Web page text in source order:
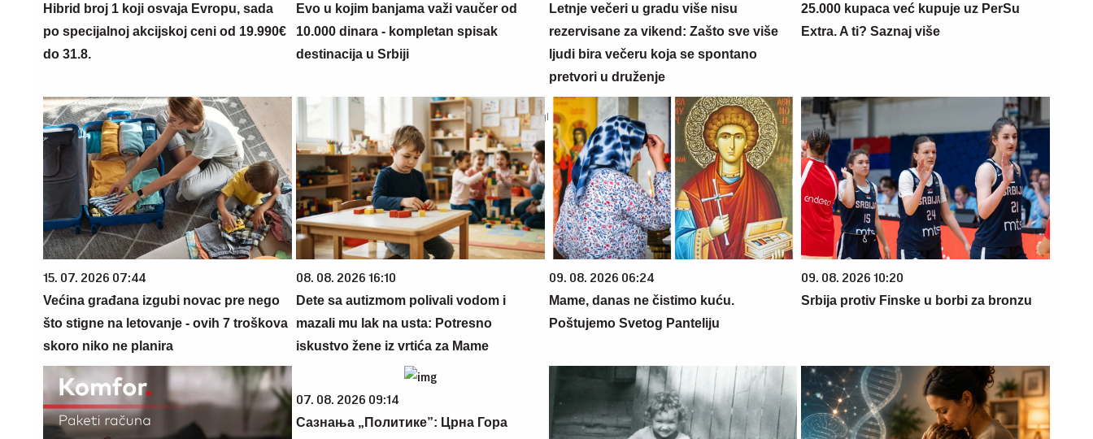
Hibrid broj 1 koji osvaja Evropu, sada
po specijalnoj akcijskoj ceni od 19.990€
do 31.8.
Evo u kojim banjama važi vaučer od
10.000 dinara - kompletan spisak
destinacija u Srbiji
Letnje večeri u gradu više nisu
rezervisane za vikend: Zašto sve više
ljudi bira večeru koja se spontano
pretvori u druženje
25.000 kupaca već kupuje uz PerSu
Extra. A ti? Saznaj više
15. 07. 2026 07:44
Većina građana izgubi novac pre nego
što stigne na letovanje - ovih 7 troškova
skoro niko ne planira
08. 08. 2026 16:10
Dete sa autizmom polivali vodom i
mazali mu lak na usta: Potresno
iskustvo žene iz vrtića za Mame
09. 08. 2026 06:24
Mame, danas ne čistimo kuću.
Poštujemo Svetog Panteliju
09. 08. 2026 10:20
Srbija protiv Finske u borbi za bronzu
07. 08. 2026 09:14
Сазнања „Политике”: Црна Гора